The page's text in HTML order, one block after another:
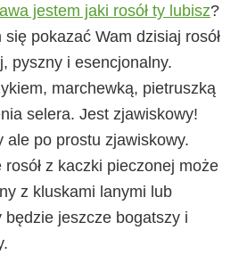
jestem jaki rosół ty lubisz?
się pokazać Wam dzisiaj rosół
pyszny i esencjonalny.
marchewką, pietruszką
selera. Jest zjawiskowy!
ale po prostu zjawiskowy.
z kaczki pieczonej może
z kluskami lanymi lub
będzie jeszcze bogatszy i